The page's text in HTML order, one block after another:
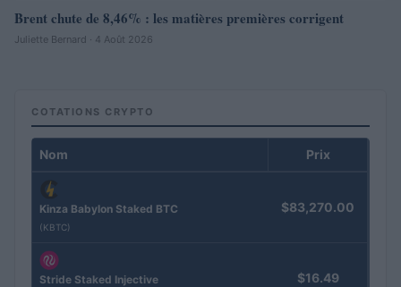
Brent chute de 8,46% : les matières premières corrigent
Juliette Bernard · 4 Août 2026
COTATIONS CRYPTO
Nom Prix
Kinza Babylon Staked BTC
(KBTC)
$83,270.00
Stride Staked Injective $16.49